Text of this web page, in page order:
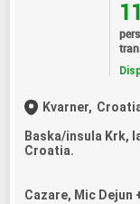
Kvarner,
Baska/insula Krk,
Croatia.
Cazare, Mic Dejun